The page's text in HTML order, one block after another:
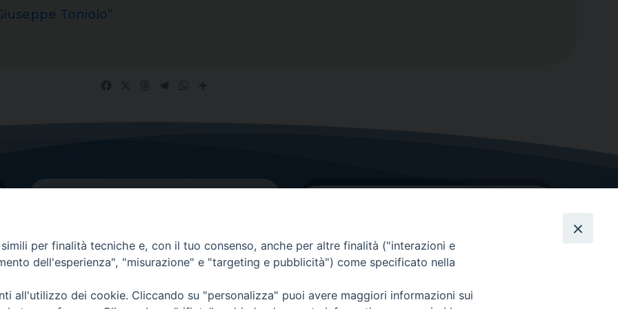
Toniolo”
Contatti principali
Tel.0438 9481| fax0438 948214 GRAZIE PER IL TUO AIUTO
per finalità tecniche e, con il tuo consenso, anche per altre finalità ("interazioni e
dell'esperienza", "misurazione" e "targeting e pubblicità") come specificato nella
all'utilizzo dei cookie. Cliccando su "personalizza" puoi avere maggiori informazioni sui